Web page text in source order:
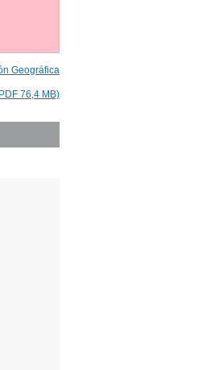
Geográfica
76,4 MB)